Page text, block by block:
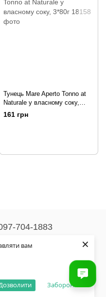
вам
Заборонити
×
Тунець Mare Aperto Tonno at
Naturale у власному соку,
3*80г
161 грн
704-1883